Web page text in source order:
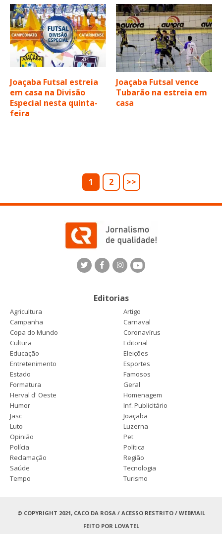
Joaçaba Futsal estreia
em casa na Divisão
Especial nesta quinta-
feira
Joaçaba Futsal vence
Tubarão na estreia em
casa
1 2 >>
Editorias
Agricultura
Artigo
Campanha
Carnaval
Copa do Mundo
Coronavírus
Cultura
Editorial
Educação
Eleições
Entretenimento
Esportes
Estado
Famosos
Formatura
Geral
Herval d' Oeste
Homenagem
Humor
Inf. Publicitário
Jasc
Joaçaba
Luto
Luzerna
Opinião
Pet
Polícia
Política
Reclamação
Região
Saúde
Tecnologia
Tempo
Turismo
© COPYRIGHT 2021, CACO DA ROSA / ACESSO RESTRITO/ WEBMAIL
FEITO POR LOVATEL